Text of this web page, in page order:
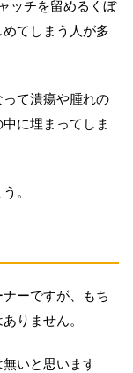
ッチを留めるくぼ
てしまう人が多
て潰瘍や腫れの
に埋まってしま
。
ーですが、もち
りません。
いと思います